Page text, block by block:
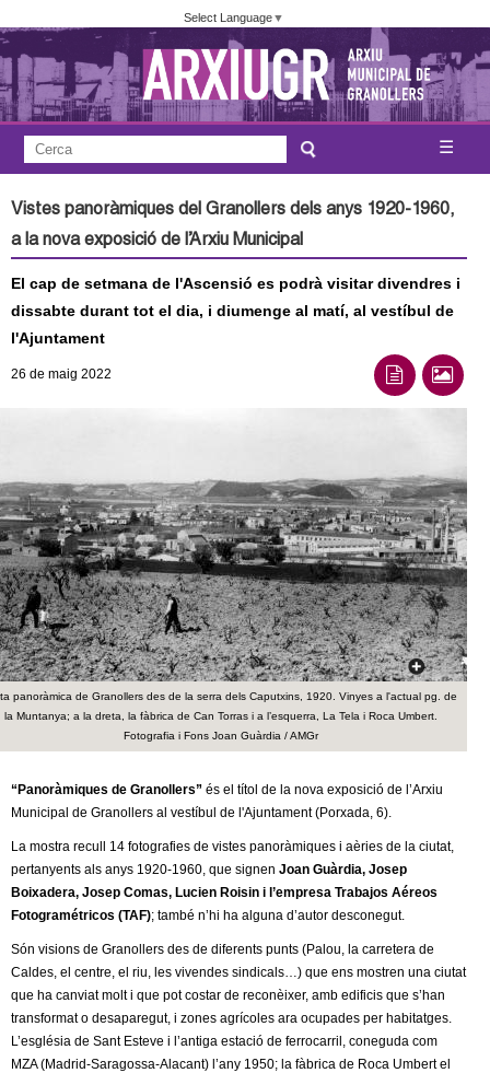
Vés
contingut
Select Language▼
u
n
a
n
t
d
e
G
r
a
n
o
e
☰
F
o
r
m
u
l
a
r
c
e
r
c
a
e
Vistes panoràmiques del Granollers dels anys 1920-1960,
a la nova exposició de l’Arxiu Municipal
El cap de setmana de l'Ascensió es podrà visitar divendres i
dissabte durant tot el dia, i diumenge al matí, al vestíbul de
l'Ajuntament
26 de maig 2022
panoràmica de Granollers des de la serra dels Caputxins, 1920. Vinyes a l'actual pg. de
la Muntanya; a la dreta, la fàbrica de Can Torras i a l’esquerra, La Tela i Roca Umbert.
Fotografia i Fons Joan Guàrdia / AMGr
“Panoràmiques de Granollers” és el títol de la nova exposició de l’Arxiu
Municipal de Granollers al vestíbul de l'Ajuntament (Porxada, 6).
La mostra recull 14 fotografies de vistes panoràmiques i aèries de la ciutat,
pertanyents als anys 1920-1960, que signen Joan Guàrdia, Josep
Boixadera, Josep Comas, Lucien Roisin i l’empresa Trabajos Aéreos
Fotogramétricos (TAF); també n’hi ha alguna d’autor desconegut.
Són visions de Granollers des de diferents punts (Palou, la carretera de
Caldes, el centre, el riu, les vivendes sindicals…) que ens mostren una ciutat
que ha canviat molt i que pot costar de reconèixer, amb edificis que s’han
transformat o desaparegut, i zones agrícoles ara ocupades per habitatges.
L’església de Sant Esteve i l’antiga estació de ferrocarril, coneguda com
MZA (Madrid-Saragossa-Alacant) l’any 1950; la fàbrica de Roca Umbert el